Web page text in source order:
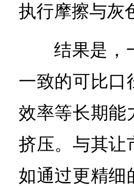
执行摩擦与灰
结果是，
一致的可比口
效率等长期能
挤压。与其让
如通过更精细